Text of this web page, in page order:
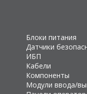
Блоки питания
Датчики
ИБП
Кабели
Компоненты
Модули ввода/